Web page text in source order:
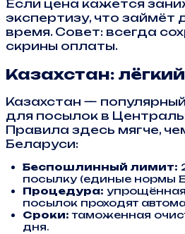
Если цена кажется
экспертизу, что займёт
время. Совет: всегда
скрины оплаты.
Казахстан:
Казахстан —
для посылок в
Правила здесь мягче,
Беларуси:
Беспошлинный лимит:
посылку (единые нормы
Процедура:
посылок проходят
Сроки: таможенная
дня.